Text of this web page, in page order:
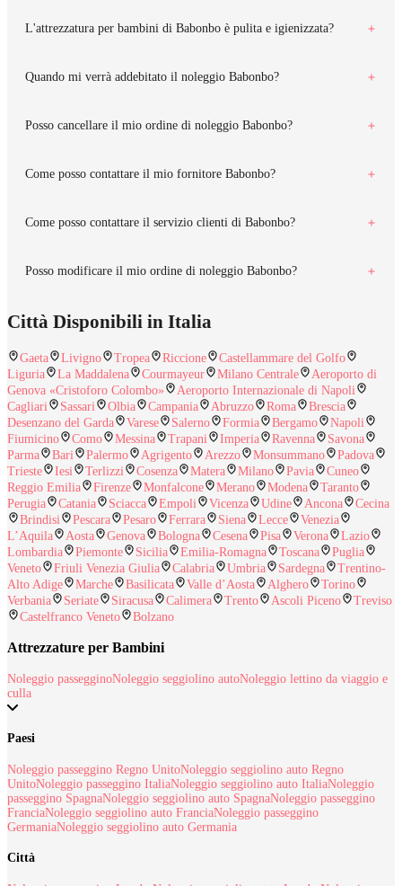
L'attrezzatura per bambini di Babonbo è pulita e igienizzata?
Quando mi verrà addebitato il noleggio Babonbo?
Posso cancellare il mio ordine di noleggio Babonbo?
Come posso contattare il mio fornitore Babonbo?
Come posso contattare il servizio clienti di Babonbo?
Posso modificare il mio ordine di noleggio Babonbo?
Città Disponibili in Italia
Gaeta Livigno Tropea Riccione
Castellammare del Golfo
Liguria
La Maddalena Courmayeur Milano Centrale
Aeroporto di
Genova «Cristoforo Colombo»
Aeroporto Internazionale di Napoli
Cagliari
Sassari Olbia Campania Abruzzo Roma
Brescia
Desenzano del Garda
Varese Salerno Formia Bergamo
Napoli
Fiumicino
Como Messina Trapani Imperia Ravenna
Savona
Parma
Bari Palermo Agrigento Arezzo Monsummano
Padova
Trieste
Iesi Terlizzi Cosenza Matera Milano Pavia
Cuneo
Reggio Emilia
Firenze Monfalcone Merano Modena
Taranto
Perugia
Catania Sciacca Empoli Vicenza Udine Ancona
Cecina
Brindisi
Pescara Pesaro Ferrara Siena Lecce
Venezia
L’Aquila
Aosta Genova Bologna Cesena Pisa Verona
Lazio
Lombardia
Piemonte Sicilia Emilia-Romagna Toscana
Puglia
Veneto
Friuli Venezia Giulia Calabria Umbria Sardegna
Trentino-
Alto Adige
Marche Basilicata Valle d’Aosta Alghero
Torino
Verbania
Seriate Siracusa Calimera Trento Ascoli Piceno
Treviso
Castelfranco Veneto
Bolzano
Attrezzature per Bambini
Noleggio passegginoNoleggio seggiolino autoNoleggio lettino da viaggio e
culla
Paesi
Noleggio passeggino Regno UnitoNoleggio seggiolino auto Regno
UnitoNoleggio passeggino ItaliaNoleggio seggiolino auto ItaliaNoleggio
passeggino SpagnaNoleggio seggiolino auto SpagnaNoleggio passeggino
FranciaNoleggio seggiolino auto FranciaNoleggio passeggino
GermaniaNoleggio seggiolino auto Germania
Città